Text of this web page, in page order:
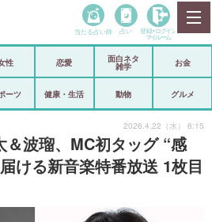
政治
スポーツ
アリ／ナシ
当たる占い師 占い 登録• ログイン
マイルーム
性 恋愛
面白ネタ
雑学
お金
ーツ 健康・生活 動物 グルメ
波瑠、MC初タッグ “感
ける新音楽特番放送 1枚目
2026.4.22（水） 6:15